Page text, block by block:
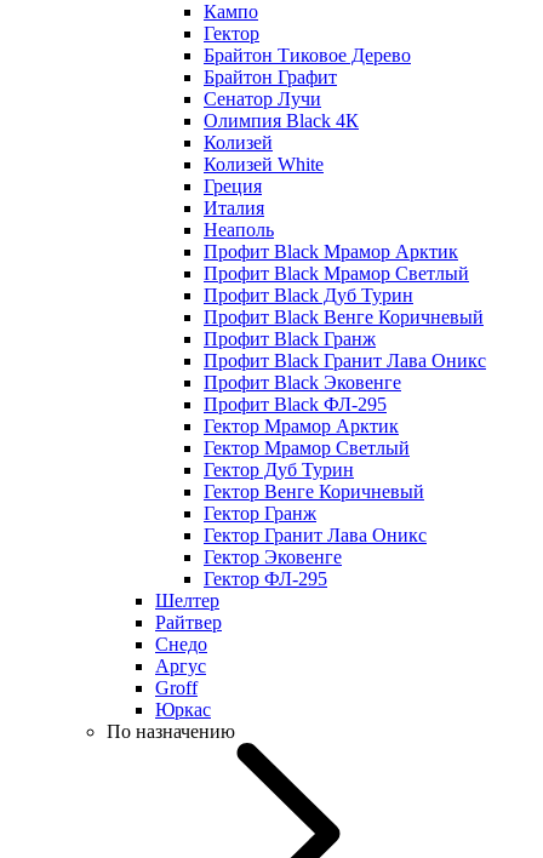
Кампо
Гектор
Брайтон Тиковое Дерево
Брайтон Графит
Сенатор Лучи
Олимпия Black 4К
Колизей
Колизей White
Греция
Италия
Неаполь
Профит Black Мрамор Арктик
Профит Black Мрамор Светлый
Профит Black Дуб Турин
Профит Black Венге Коричневый
Профит Black Гранж
Профит Black Гранит Лава Оникс
Профит Black Эковенге
Профит Black ФЛ-295
Гектор Мрамор Арктик
Гектор Мрамор Светлый
Гектор Дуб Турин
Гектор Венге Коричневый
Гектор Гранж
Гектор Гранит Лава Оникс
Гектор Эковенге
Гектор ФЛ-295
Шелтер
Райтвер
Снедо
Аргус
Groff
Юркас
По назначению